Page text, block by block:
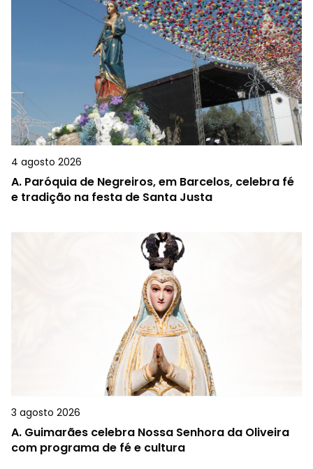
4 agosto 2026
A. Paróquia de Negreiros, em Barcelos, celebra fé
e tradição na festa de Santa Justa
3 agosto 2026
A. Guimarães celebra Nossa Senhora da Oliveira
com programa de fé e cultura